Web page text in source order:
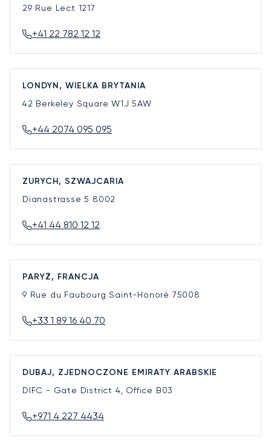
29 Rue Lect 1217
+41 22 782 12 12
LONDYN, WIELKA BRYTANIA
42 Berkeley SquareW1J 5AW
+44 2074 095 095
ZURYCH, SZWAJCARIA
Dianastrasse 5 8002
+41 44 810 12 12
PARYŻ, FRANCJA
9 Rue du Faubourg Saint-Honoré 75008
+33 1 89 16 40 70
DUBAJ, ZJEDNOCZONE EMIRATY ARABSKIE
DIFC - Gate District 4, Office B03
+971 4 227 4434